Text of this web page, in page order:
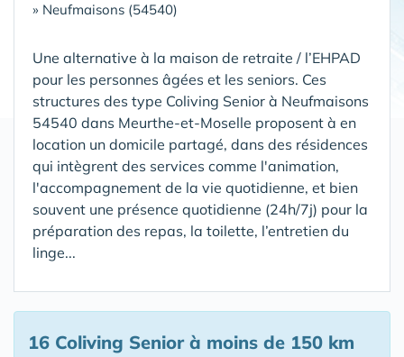
» Neufmaisons (54540)
Une alternative à la maison de retraite / l’EHPAD
pour les personnes âgées et les seniors. Ces
structures des type Coliving Senior à Neufmaisons
54540 dans Meurthe-et-Moselle proposent à en
location un domicile partagé, dans des résidences
qui intègrent des services comme l'animation,
l'accompagnement de la vie quotidienne, et bien
souvent une présence quotidienne (24h/7j) pour la
préparation des repas, la toilette, l’entretien du
linge...
16 Coliving Seniorà moins de 150 km